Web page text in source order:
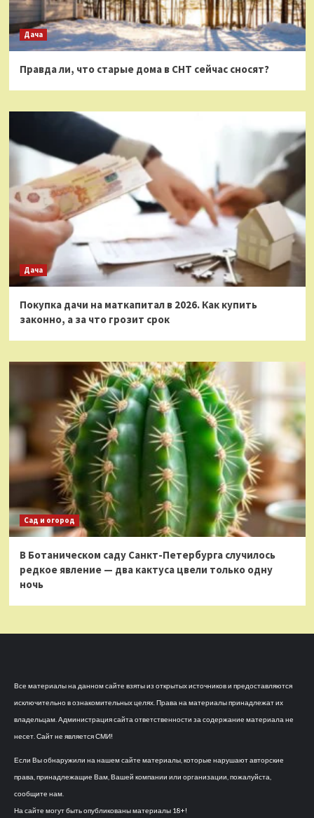
Дача
Правда ли, что старые дома в СНТ сейчас сносят?
Дача
Покупка дачи на маткапитал в 2026. Как купить
законно, а за что грозит срок
Сад и огород
В Ботаническом саду Санкт-Петербурга случилось
редкое явление — два кактуса цвели только одну
ночь
Все материалы на данном сайте взяты из открытых источников и предоставляются
исключительно в ознакомительных целях. Права на материалы принадлежат их
владельцам. Администрация сайта ответственности за содержание материала не
несет. Сайт не является СМИ!
Если Вы обнаружили на нашем сайте материалы, которые нарушают авторские
права, принадлежащие Вам, Вашей компании или организации, пожалуйста,
сообщите нам.
На сайте могут быть опубликованы материалы 18+!